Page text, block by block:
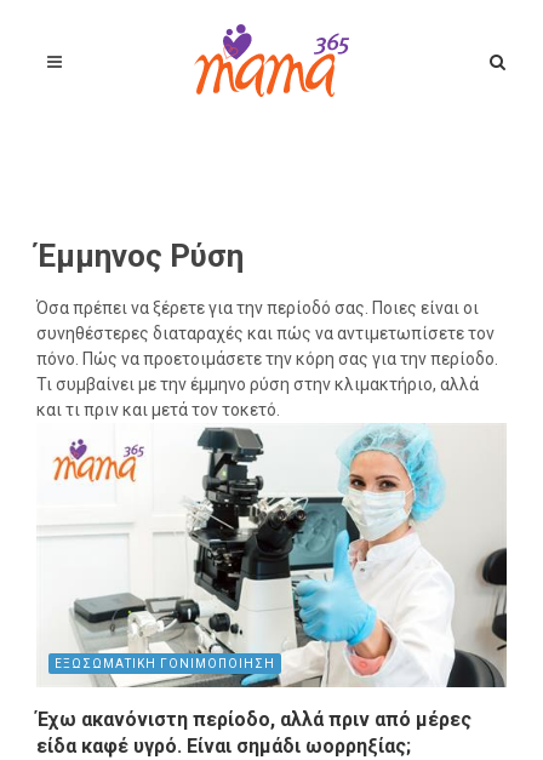
Έμμηνος Ρύση
Όσα πρέπει να ξέρετε για την περίοδό σας. Ποιες είναι οι
συνηθέστερες διαταραχές και πώς να αντιμετωπίσετε τον
πόνο. Πώς να προετοιμάσετε την κόρη σας για την περίοδο.
Τι συμβαίνει με την έμμηνο ρύση στην κλιμακτήριο, αλλά
και τι πριν και μετά τον τοκετό.
ΕΞΩΣΩΜΑΤΙΚΗ ΓΟΝΙΜΟΠΟΙΗΣΗ
Έχω ακανόνιστη περίοδο, αλλά πριν από μέρες
είδα καφέ υγρό. Είναι σημάδι ωορρηξίας;